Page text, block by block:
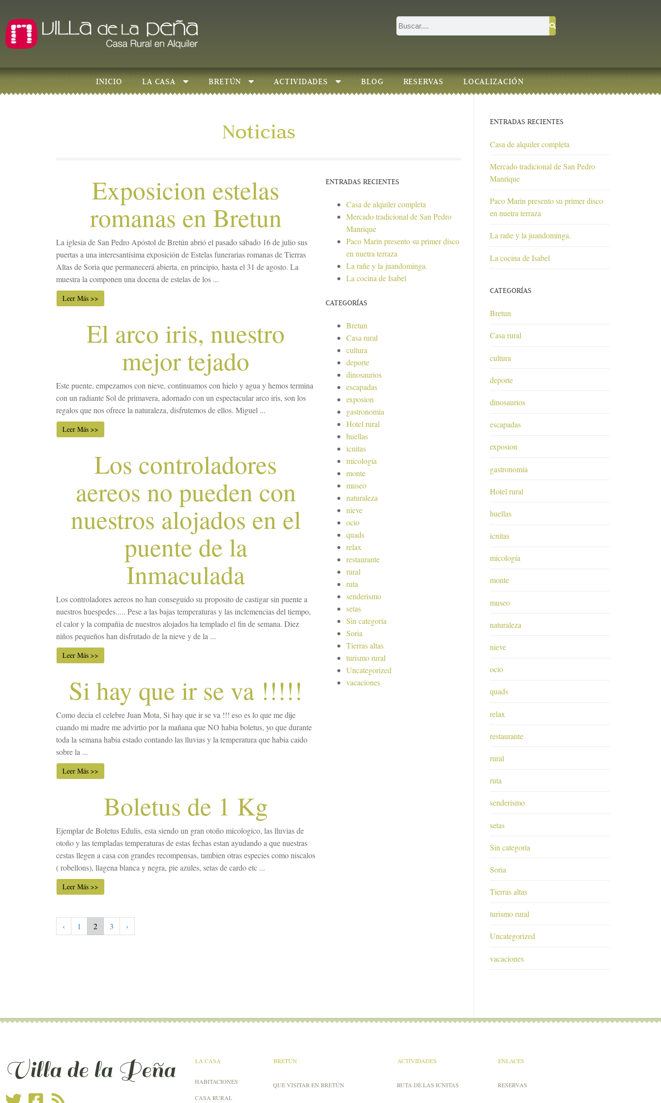
INICIO LA CASA BRETÚN ACTIVIDADES BLOG RESERVAS LOCALIZACIÓN
Noticias
Exposicion estelas
romanas en Bretun
La iglesia de San Pedro Apóstol de Bretún abrió el pasado sábado 16 de julio sus
puertas a una interesantísima exposición de Estelas funerarias romanas de Tierras
Altas de Soria que permanecerá abierta, en principio, hasta el 31 de agosto. La
muestra la componen una docena de estelas de los ...
Leer Más >>
El arco iris, nuestro
mejor tejado
Este puente, empezamos con nieve, continuamos con hielo y agua y hemos termina
con un radiante Sol de primavera, adornado con un espectacular arco iris, son los
regalos que nos ofrece la naturaleza, disfrutemos de ellos. Miguel ...
Leer Más >>
Los controladores
aereos no pueden con
nuestros alojados en el
puente de la
Inmaculada
Los controladores aereos no han conseguido su proposito de castigar sin puente a
nuestros huespedes..... Pese a las bajas temperaturas y las inclemencias del tiempo,
el calor y la compañia de nuestros alojados ha templado el fin de semana. Diez
niños pequeños han disfrutado de la nieve y de la ...
Leer Más >>
Si hay que ir se va !!!!!
Como decia el celebre Juan Mota, Si hay que ir se va !!! eso es lo que me dije
cuando mi madre me advirtio por la mañana que NO habia boletus, yo que durante
toda la semana habia estado contando las lluvias y la temperatura que habia caido
sobre la ...
Leer Más >>
Boletus de 1 Kg
Ejemplar de Boletus Edulis, esta siendo un gran otoño micologico, las lluvias de
otoño y las templadas temperaturas de estas fechas estan ayudando a que nuestras
cestas llegen a casa con grandes recompensas, tambien otras especies como niscalos
( robellons), llagena blanca y negra, pie azules, setas de cardo etc ...
Leer Más >>
‹ 1 2 3 ›
ENTRADAS RECIENTES
Casa de alquiler completa
Mercado tradicional de San Pedro
Manrique
Paco Marin presento su primer disco
en nuetra terraza
La rañe y la juandominga.
La cocina de Isabel
CATEGORÍAS
Bretun
Casa rural
cultura
deporte
dinosaurios
escapadas
exposion
gastronomía
Hotel rural
huellas
icnitas
micología
monte
museo
naturaleza
nieve
ocio
quads
relax
restaurante
rural
ruta
senderismo
setas
Sin categoría
Soria
Tierras altas
turismo rural
Uncategorized
vacaciones
ENTRADAS RECIENTES
Casa de alquiler completa
Mercado tradicional de San Pedro
Manrique
Paco Marin presento su primer disco
en nuetra terraza
La rañe y la juandominga.
La cocina de Isabel
CATEGORÍAS
Bretun
Casa rural
cultura
deporte
dinosaurios
escapadas
exposion
gastronomía
Hotel rural
huellas
icnitas
micología
monte
museo
naturaleza
nieve
ocio
quads
relax
restaurante
rural
ruta
senderismo
setas
Sin categoría
Soria
Tierras altas
turismo rural
Uncategorized
vacaciones
Villa de la Peña LA CASA
HABITACIONES
CASA RURAL
BRETÚN
QUE VISITAR EN BRETÚN
ACTIVIDADES
RUTA DE LAS ICNITAS
ENLACES
RESERVAS